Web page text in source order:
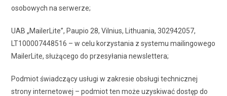
osobowych na serwerze;
UAB „MailerLite”, Paupio 28, Vilnius, Lithuania, 302942057,
LT100007448516 – w celu korzystania z systemu mailingowego
MailerLite, służącego do przesyłania newslettera;
Podmiot świadczący usługi w zakresie obsługi technicznej
strony internetowej – podmiot ten może uzyskiwać dostęp do